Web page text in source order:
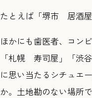
たとえば「堺市 居酒屋
ほかにも歯医者、コン
「札幌 寿司屋」「渋
に思い当たるシチュエ
か。土地勘のない場所